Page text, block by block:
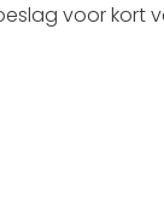
voor kort